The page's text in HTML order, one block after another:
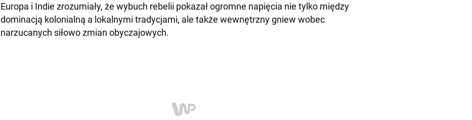
Europa i Indie zrozumiały, że wybuch rebelii pokazał ogromne napięcia nie tylko między
dominacją kolonialną a lokalnymi tradycjami, ale także wewnętrzny gniew wobec
narzucanych siłowo zmian obyczajowych.